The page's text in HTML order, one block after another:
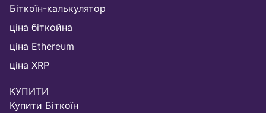
Біткоїн-калькулятор
ціна біткойна
ціна Ethereum
ціна XRP
КУПИТИ
Купити Біткоїн